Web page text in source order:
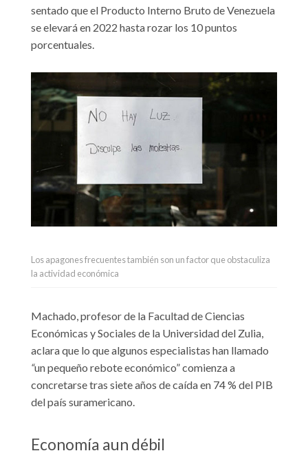
sentado que el Producto Interno Bruto de Venezuela
se elevará en 2022 hasta rozar los 10 puntos
porcentuales.
Los apagones frecuentes también son un factor que obstaculiza
la actividad económica
Machado, profesor de la Facultad de Ciencias
Económicas y Sociales de la Universidad del Zulia,
aclara que lo que algunos especialistas han llamado
“un pequeño rebote económico” comienza a
concretarse tras siete años de caída en 74 % del PIB
del país suramericano.
Economía aun débil